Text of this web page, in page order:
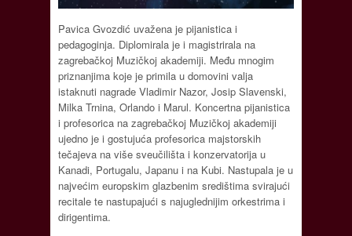
Pavica Gvozdić uvažena je pijanistica i
pedagoginja. Diplomirala je i magistrirala na
zagrebačkoj Muzičkoj akademiji. Među mnogim
priznanjima koje je primila u domovini valja
istaknuti nagrade Vladimir Nazor, Josip Slavenski,
Milka Trnina, Orlando i Marul. Koncertna pijanistica
i profesorica na zagrebačkoj Muzičkoj akademiji
ujedno je i gostujuća profesorica majstorskih
tečajeva na više sveučilišta i konzervatorija u
Kanadi, Portugalu, Japanu i na Kubi. Nastupala je u
najvećim europskim glazbenim središtima svirajući
recitale te nastupajući s najuglednijim orkestrima i
dirigentima.